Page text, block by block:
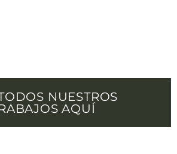
NUESTROS
AQUÍ